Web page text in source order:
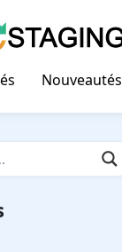
Nouveautés